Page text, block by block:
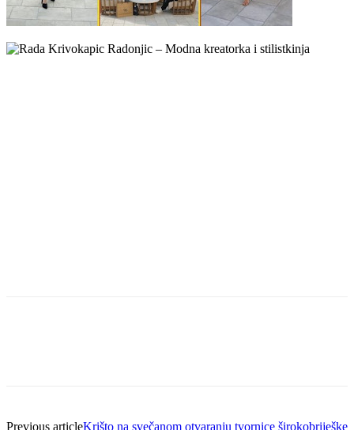
Previous articleKrišto na svečanom otvaranju tvornice širokobriješke